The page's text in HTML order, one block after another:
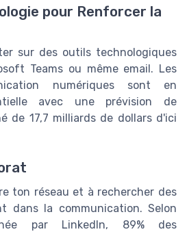
pour Renforcer la
sur des outils technologiques
Teams ou même email. Les
numériques sont en
avec une prévision de
de 17,7 milliards de dollars d'ici
ton réseau et à rechercher des
dans la communication. Selon
par LinkedIn, 89% des